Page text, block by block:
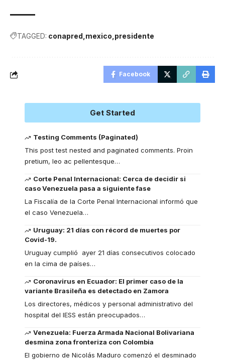
TAGGED: conapred mexico presidente
Facebook
Get Started
Testing Comments (Paginated)
This post test nested and paginated comments. Proin
pretium, leo ac pellentesque…
Corte Penal Internacional: Cerca de decidir si
caso Venezuela pasa a siguiente fase
La Fiscalía de la Corte Penal Internacional informó que
el caso Venezuela…
Uruguay: 21 días con récord de muertes por
Covid-19.
Uruguay cumplió ayer 21 días consecutivos colocado
en la cima de países…
Coronavirus en Ecuador: El primer caso de la
variante Brasileña es detectado en Zamora
Los directores, médicos y personal administrativo del
hospital del IESS están preocupados…
Venezuela: Fuerza Armada Nacional Bolivariana
desmina zona fronteriza con Colombia
El gobierno de Nicolás Maduro comenzó el desminado